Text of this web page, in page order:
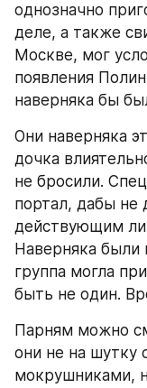
однозначно
деле, а также
Москве, мог
появления
наверняка бы
Они наверняка
дочка
не бросили.
портал, дабы не
действующим
Наверняка
группа могла
быть не один.
Парням можно
они не на шутку
мокрушниками,